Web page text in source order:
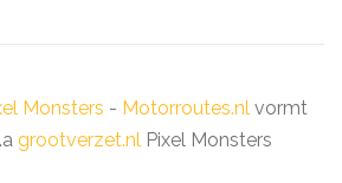
Monsters - Motorroutes.nlvormt
grootverzet.nlPixel Monsters